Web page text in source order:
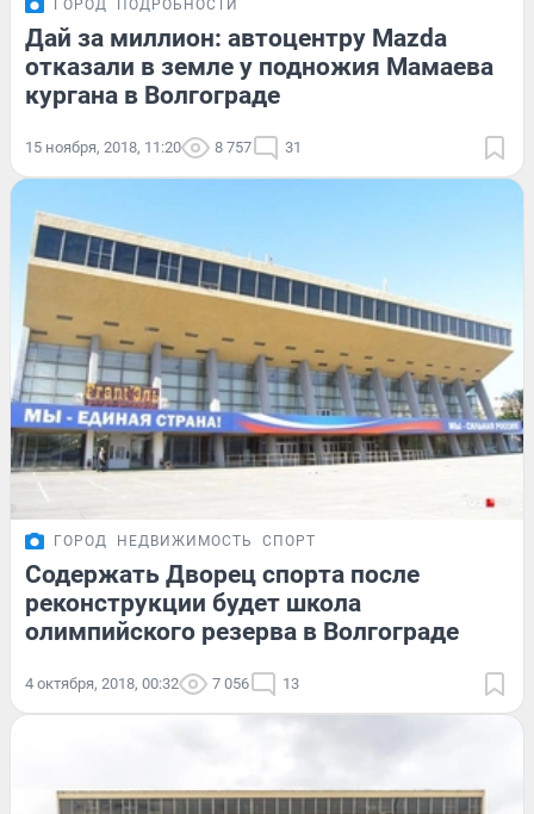
ГОРОД ПОДРОБНОСТИ
Дай за миллион: автоцентру Mazda
отказали в земле у подножия Мамаева
кургана в Волгограде
15 ноября, 2018, 11:20 8 757 31
ГОРОД НЕДВИЖИМОСТЬ СПОРТ
Содержать Дворец спорта после
реконструкции будет школа
олимпийского резерва в Волгограде
4 октября, 2018, 00:32 7 056 13